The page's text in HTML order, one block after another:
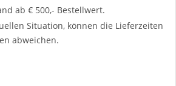
ab € 500,- Bestellwert.
Situation, können die Lieferzeiten
abweichen.